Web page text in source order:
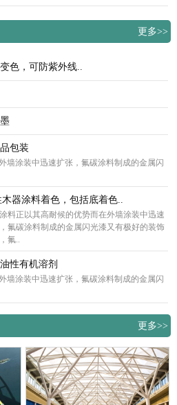
更多>>
色，可防紫外线..
包装
墙涂装中迅速扩张，氟碳涂料制成的金属闪
器涂料着色，包括底着色..
料正以其高耐候的优势而在外墙涂装中迅速
氟碳涂料制成的金属闪光漆又有极好的装饰
氟..
性有机溶剂
墙涂装中迅速扩张，氟碳涂料制成的金属闪
更多>>